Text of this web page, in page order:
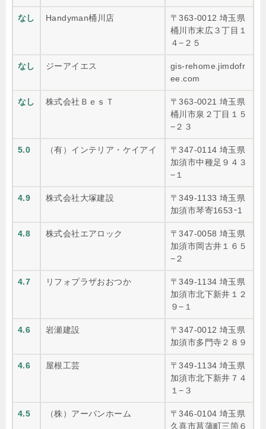
なし Handyman桶川店
〒363-0012 埼玉県
桶川市末広３丁目１
４−２５
なし ジーアイエス
gis-rehome.jimdofr
ee.com
なし 株式会社ＢｅｓＴ
〒363-0021 埼玉県
桶川市泉２丁目１５
−２３
5.0 （有）インテリア・ケイアイ
〒347-0114 埼玉県
加須市中種足９４３
−１
4.9 株式会社大塚建設
〒349-1133 埼玉県
加須市琴寄1653ｰ1
4.8 株式会社エアロック
〒347-0058 埼玉県
加須市岡古井１６５
−２
4.7 リフォプラザおおつか
〒349-1134 埼玉県
加須市北下新井１２
９−１
4.6 岩瀬建設
〒347-0012 埼玉県
加須市多門寺２８９
4.6 屋根工芸
〒349-1134 埼玉県
加須市北下新井７４
１−３
4.5 （株）アーバンホーム
〒346-0104 埼玉県
久喜市菖蒲町三箇６